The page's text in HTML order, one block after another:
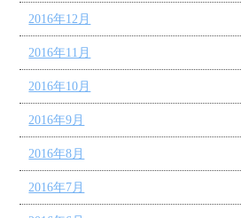
2016年12月
2016年11月
2016年10月
2016年9月
2016年8月
2016年7月